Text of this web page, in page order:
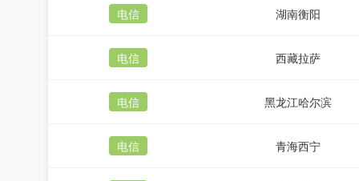
电信 湖南衡阳
电信 西藏拉萨
电信 黑龙江哈尔滨
电信 青海西宁